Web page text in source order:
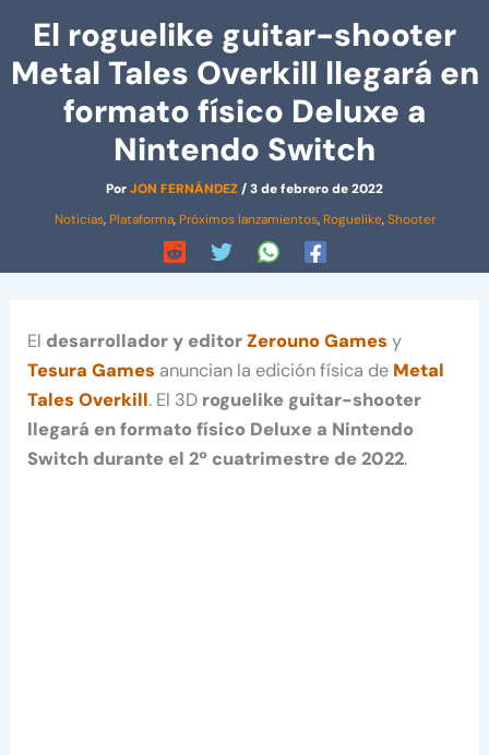
El roguelike guitar-shooter
Metal Tales Overkill llegará en
formato físico Deluxe a
Nintendo Switch
PorJON FERNÁNDEZ/3 de febrero de 2022
Noticias, Plataforma, Próximos lanzamientos, Roguelike,Shooter
El desarrollador y editorZerouno Games y
Tesura Games anuncian la edición física de Metal
Tales Overkill. El 3D roguelike guitar-shooter
llegará en formato físico Deluxe a Nintendo
Switch durante el 2º cuatrimestre de 2022.